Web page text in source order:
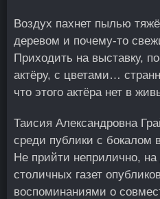
Воздух пахнет пылью
деревом и почему-то
Приходить на выставку,
актёру, с цветами…
что этого актёра нет в
Таисия Александровна
среди публики с бокалом
Не прийти неприлично, на
столичных газет
воспоминаниями о